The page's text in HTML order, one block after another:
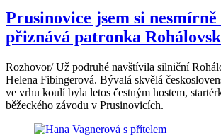
Prusinovice jsem si
přiznává patronka
Rozhovor/ Už podruhé navštívila silniční
Helena Fibingerová. Bývalá skvělá
ve vrhu koulí byla letos čestným hostem,
běžeckého závodu v Prusinovicích.